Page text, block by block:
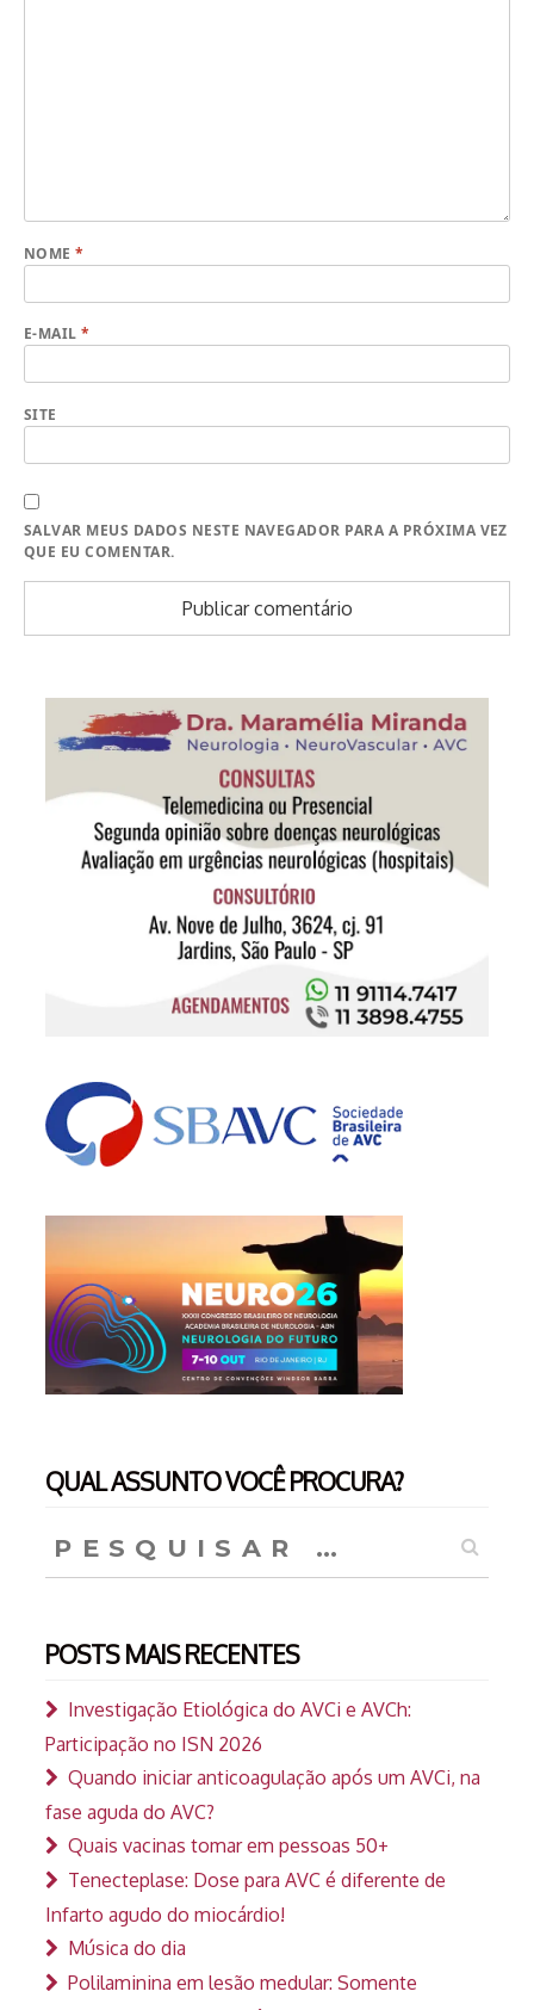
NOME*
E-MAIL*
SITE
SALVAR MEUS DADOS NESTE NAVEGADOR PARA A PRÓXIMA VEZ
QUE EU COMENTAR.
QUAL ASSUNTO VOCÊ PROCURA?
por:
POSTS MAIS RECENTES
Investigação Etiológica do AVCi e AVCh:
Participação no ISN 2026
Quando iniciar anticoagulação após um AVCi, na
fase aguda do AVC?
Quais vacinas tomar em pessoas 50+
Tenecteplase: Dose para AVC é diferente de
Infarto agudo do miocárdio!
Música do dia
Polilaminina em lesão medular: Somente